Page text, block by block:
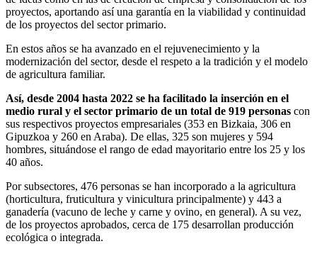
proyectos, aportando así una garantía en la viabilidad y continuidad
de los proyectos del sector primario.
En estos años se ha avanzado en el rejuvenecimiento y la
modernización del sector, desde el respeto a la tradición y el modelo
de agricultura familiar.
Así, desde 2004 hasta 2022 se ha facilitado la inserción en el
medio rural y el sector primario de un total de 919 personas con
sus respectivos proyectos empresariales (353 en Bizkaia, 306 en
Gipuzkoa y 260 en Araba). De ellas, 325 son mujeres y 594
hombres, situándose el rango de edad mayoritario entre los 25 y los
40 años.
Por subsectores, 476 personas se han incorporado a la agricultura
(horticultura, fruticultura y vinicultura principalmente) y 443 a
ganadería (vacuno de leche y carne y ovino, en general). A su vez,
de los proyectos aprobados, cerca de 175 desarrollan producción
ecológica o integrada.